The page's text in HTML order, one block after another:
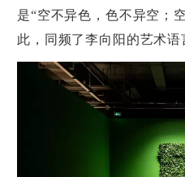
是“空不异色，色不异空；
此，同频了李向阳的艺术语